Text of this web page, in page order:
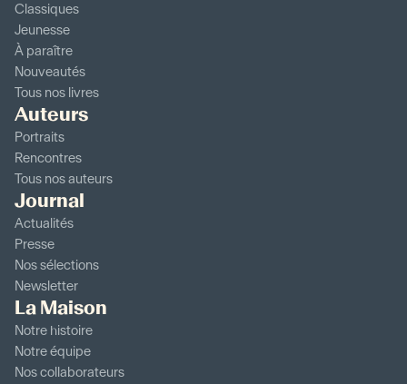
Classiques
Jeunesse
À paraître
Nouveautés
Tous nos livres
Auteurs
Portraits
Rencontres
Tous nos auteurs
Journal
Actualités
Presse
Nos sélections
Newsletter
La Maison
Notre histoire
Notre équipe
Nos collaborateurs